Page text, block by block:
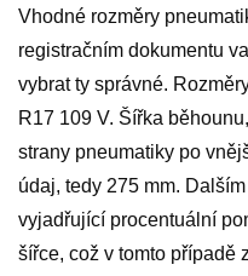
Vhodné rozměry
registračním dokumentu
vybrat ty správné.
R17 109 V. Šířka
strany pneumatiky po
údaj, tedy 275 mm.
vyjadřující procentuální
šířce, což v tomto případě